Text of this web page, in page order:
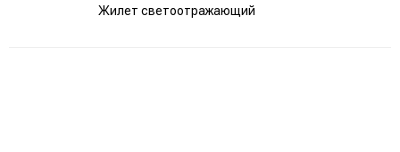
Жилет светоотражающий